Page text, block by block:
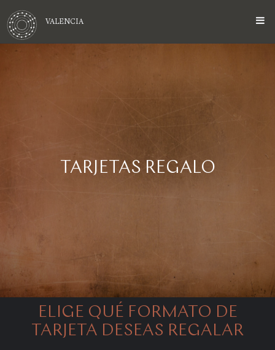
VALENCIA
TARJETAS REGALO
ELIGE QUÉ FORMATO DE
TARJETA DESEAS REGALAR